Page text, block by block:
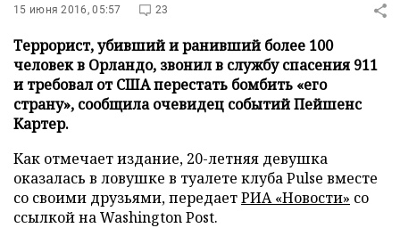
15 июня 2016, 05:57 23
Террорист, убивший и ранивший более 100
человек в Орландо, звонил в службу спасения 911
и требовал от США перестать бомбить «его
страну», сообщила очевидец событий Пейшенс
Картер.
Как отмечает издание, 20-летняя девушка
оказалась в ловушке в туалете клуба Pulse вместе
со своими друзьями, передаетРИА «Новости» со
ссылкой на Washington Post.